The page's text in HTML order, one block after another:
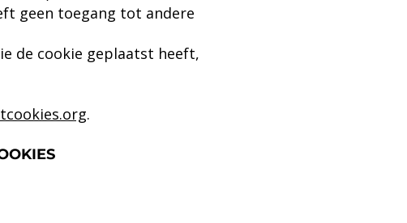
geen toegang tot andere
de cookie geplaatst heeft,
.